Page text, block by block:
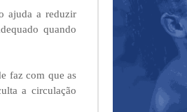
ajuda a reduzir
quando
faz com que as
a circulação